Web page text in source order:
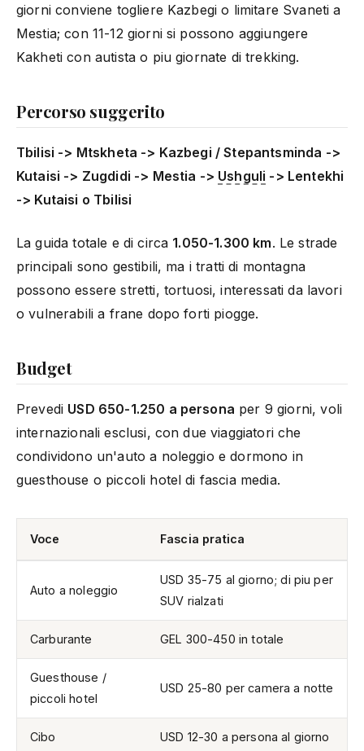
giorni conviene togliere Kazbegi o limitare Svaneti a
Mestia; con 11-12 giorni si possono aggiungere
Kakheti con autista o piu giornate di trekking.
Percorso suggerito
Tbilisi -> Mtskheta -> Kazbegi / Stepantsminda ->
Kutaisi -> Zugdidi -> Mestia -> Ushguli -> Lentekhi
-> Kutaisi o Tbilisi
La guida totale e di circa 1.050-1.300 km. Le strade
principali sono gestibili, ma i tratti di montagna
possono essere stretti, tortuosi, interessati da lavori
o vulnerabili a frane dopo forti piogge.
Budget
Prevedi USD 650-1.250 a persona per 9 giorni, voli
internazionali esclusi, con due viaggiatori che
condividono un'auto a noleggio e dormono in
guesthouse o piccoli hotel di fascia media.
Voce Fascia pratica
Auto a noleggio
USD 35-75 al giorno; di piu per
SUV rialzati
Carburante GEL 300-450 in totale
Guesthouse /
piccoli hotel
USD 25-80 per camera a notte
Cibo USD 12-30 a persona al giorno